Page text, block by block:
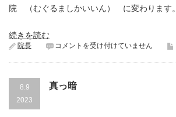
院 （むぐるましかいいん） に変わります。
続きを読む
院長
医
名
六
コメントを受け付けていません
8.9
2023
真っ暗